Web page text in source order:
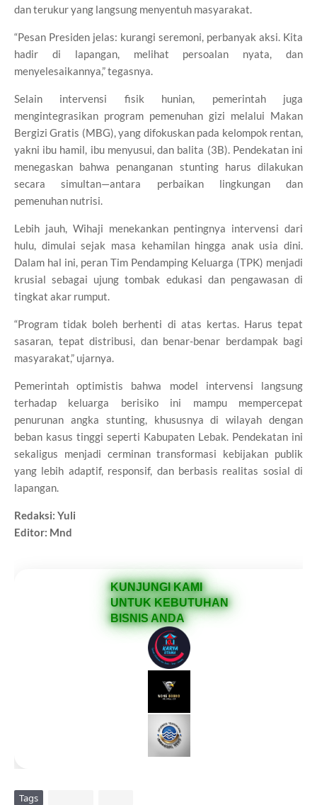
dan terukur yang langsung menyentuh masyarakat.
“Pesan Presiden jelas: kurangi seremoni, perbanyak aksi. Kita
hadir di lapangan, melihat persoalan nyata, dan
menyelesaikannya,” tegasnya.
Selain intervensi fisik hunian, pemerintah juga
mengintegrasikan program pemenuhan gizi melalui Makan
Bergizi Gratis (MBG), yang difokuskan pada kelompok rentan,
yakni ibu hamil, ibu menyusui, dan balita (3B). Pendekatan ini
menegaskan bahwa penanganan stunting harus dilakukan
secara simultan—antara perbaikan lingkungan dan
pemenuhan nutrisi.
Lebih jauh, Wihaji menekankan pentingnya intervensi dari
hulu, dimulai sejak masa kehamilan hingga anak usia dini.
Dalam hal ini, peran Tim Pendamping Keluarga (TPK) menjadi
krusial sebagai ujung tombak edukasi dan pengawasan di
tingkat akar rumput.
“Program tidak boleh berhenti di atas kertas. Harus tepat
sasaran, tepat distribusi, dan benar-benar berdampak bagi
masyarakat,” ujarnya.
Pemerintah optimistis bahwa model intervensi langsung
terhadap keluarga berisiko ini mampu mempercepat
penurunan angka stunting, khususnya di wilayah dengan
beban kasus tinggi seperti Kabupaten Lebak. Pendekatan ini
sekaligus menjadi cerminan transformasi kebijakan publik
yang lebih adaptif, responsif, dan berbasis realitas sosial di
lapangan.
Redaksi: Yuli
Editor: Mnd
KUNJUNGI KAMI
UNTUK KEBUTUHAN
BISNIS ANDA
Tags